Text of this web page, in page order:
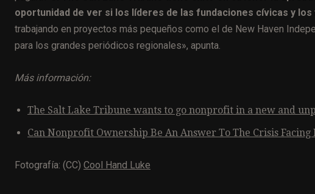
oportunidad de ver si los líderes de las fundaciones cívicas y
trabajando en proyectos más pequeños como el de New Haven
para los grandes periódicos regionales», apunta.
Más información:
The Salt Lake Tribune wants to go nonprofit in a new and
Can Nonprofit Ownership Be An Answer To The Crisis Facing
Fotografía: (CC) Cool Hand Luke